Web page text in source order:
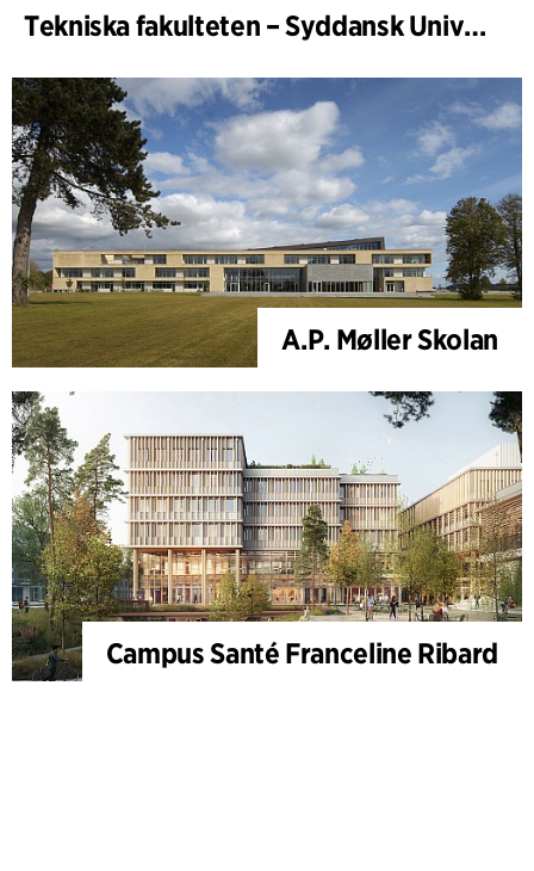
Tekniska fakulteten – Syddansk Universitet, Odense
A.P. Møller Skolan
Campus Santé Franceline Ribard